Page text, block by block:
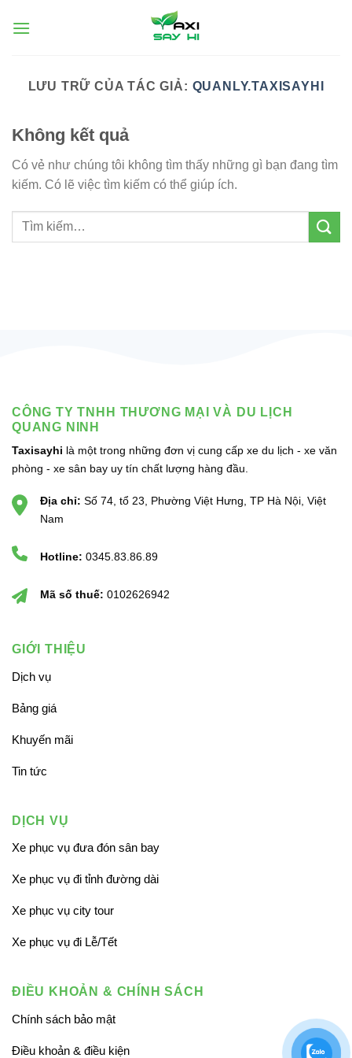
đến
LƯU TRỮ CỦA TÁC GIẢ: QUANLY.TAXISAYHI
Không kết quả
Có vẻ như chúng tôi không tìm thấy những gì bạn đang tìm
kiếm. Có lẽ việc tìm kiếm có thể giúp ích.
CÔNG TY TNHH THƯƠNG MẠI VÀ DU LỊCH
QUANG NINH
Taxisayhi là một trong những đơn vị cung cấp xe du lịch - xe văn
phòng - xe sân bay uy tín chất lượng hàng đầu.
Địa chỉ: Số 74, tổ 23, Phường Việt Hưng, TP Hà Nội, Việt
Nam
Hotline: 0345.83.86.89
Mã số thuế: 0102626942
GIỚI THIỆU
Dịch vụ
Bảng giá
Khuyến mãi
Tin tức
DỊCH VỤ
Xe phục vụ đưa đón sân bay
Xe phục vụ đi tỉnh đường dài
Xe phục vụ city tour
Xe phục vụ đi Lễ/Tết
ĐIỀU KHOẢN & CHÍNH SÁCH
Chính sách bảo mật
Điều khoản & điều kiện